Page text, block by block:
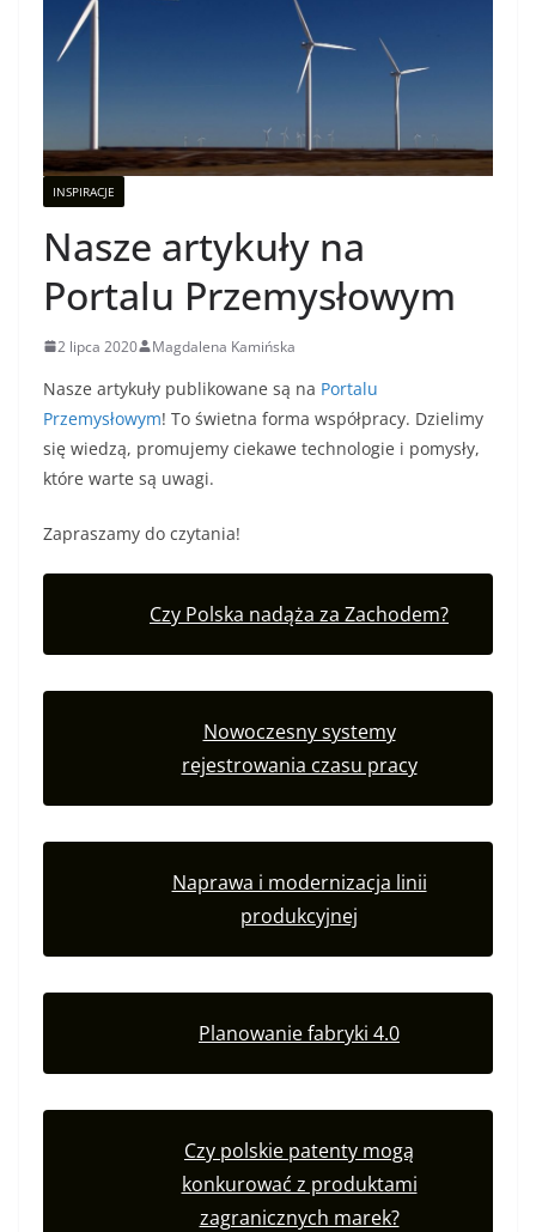
INSPIRACJE
Nasze artykuły na
Portalu Przemysłowym
2 lipca 2020 Magdalena Kamińska
Nasze artykuły publikowane są na Portalu
Przemysłowym! To świetna forma współpracy. Dzielimy
się wiedzą, promujemy ciekawe technologie i pomysły,
które warte są uwagi.
Zapraszamy do czytania!
Czy Polska nadąża za Zachodem?
Nowoczesny systemy
rejestrowania czasu pracy
Naprawa i modernizacja linii
produkcyjnej
Planowanie fabryki 4.0
Czy polskie patenty mogą
konkurować z produktami
zagranicznych marek?